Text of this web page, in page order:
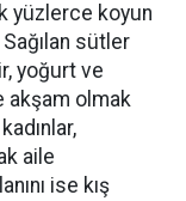
yüzlerce koyun
sütler
yoğurt ve
akşam olmak
aile
ise kış